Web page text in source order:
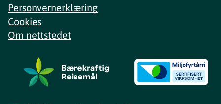
Personvernerklæring
Cookies
Om nettstedet